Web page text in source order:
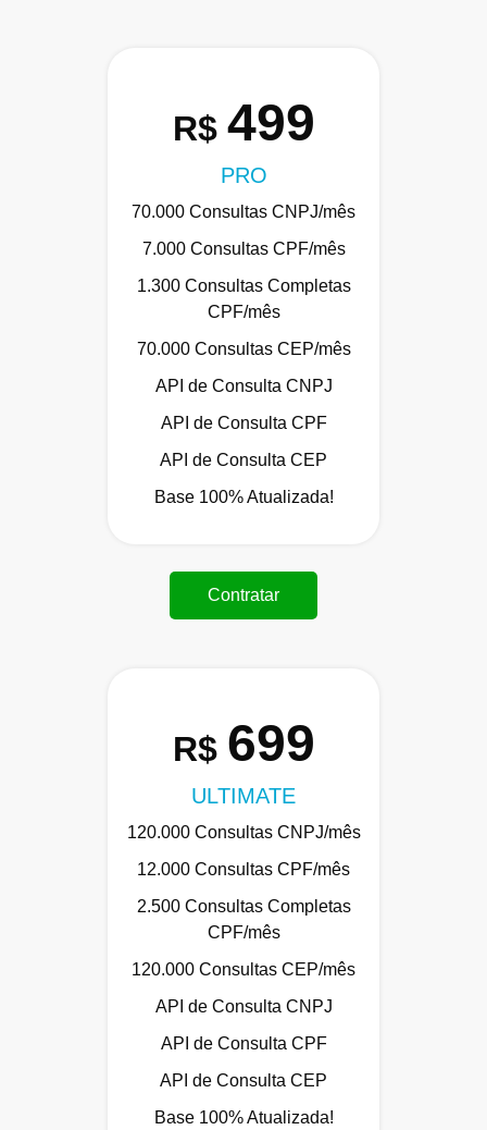
R$ 499
PRO
70.000 Consultas CNPJ/mês
7.000 Consultas CPF/mês
1.300 Consultas Completas
CPF/mês
70.000 Consultas CEP/mês
API de Consulta CNPJ
API de Consulta CPF
API de Consulta CEP
Base 100% Atualizada!
Contratar
R$ 699
ULTIMATE
120.000 Consultas CNPJ/mês
12.000 Consultas CPF/mês
2.500 Consultas Completas
CPF/mês
120.000 Consultas CEP/mês
API de Consulta CNPJ
API de Consulta CPF
API de Consulta CEP
Base 100% Atualizada!